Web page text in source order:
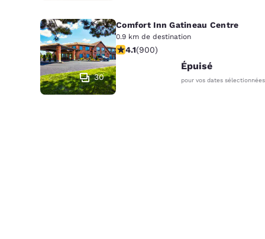
30
Comfort Inn Gatineau Centre
0.9 km de destination
4.1 étoiles. Très bon. 900
4.1(900)
Épuisé
pour vos dates sélectionnées